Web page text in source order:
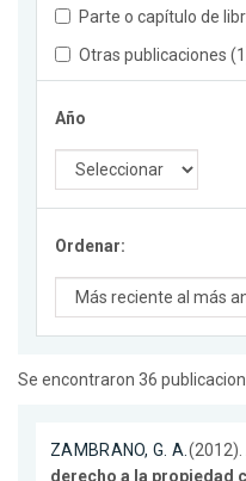
Parte o capítulo de
Otras publicaciones
Año
Ordenar:
Se encontraron 36
ZAMBRANO, G. A.(2012).
derecho a la propiedad